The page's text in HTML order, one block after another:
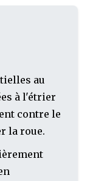
au
à l'étrier
contre le
la roue.